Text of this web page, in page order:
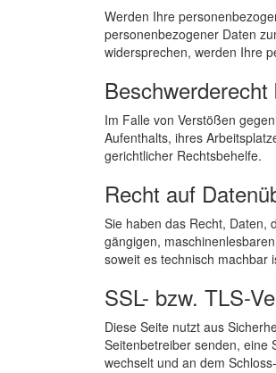
Werden Ihre
personenbezogener Daten
widersprechen, werden Ihre
Im Falle von Verstößen
Aufenthalts, ihres
gerichtlicher Rechtsbehelfe.
Recht auf
Sie haben das Recht, Daten,
gängigen,
soweit es technisch machbar
SSL- bzw. TLS-
Diese Seite nutzt aus
Seitenbetreiber senden, eine
wechselt und an dem